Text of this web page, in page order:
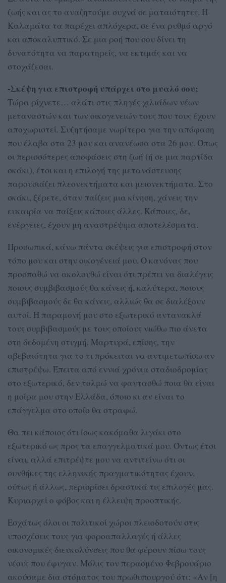
ζωής και ας το αναζητούμε συχνά σε ματαιότητες. Η
Καλαμάτα τα παρέχει απλόχερα, σε ένα ρυθμό αργό
και αποκαλυπτικό. Σε μια ροή που σου δίνει τη
δυνατότητα να παρατηρείς, να εκτιμάς και να
στοχάζεσαι.
-Σκέψη για επιστροφή υπάρχει στο μυαλό σου;
Τώρα ρίχνετε… αλάτι στις πληγές χιλιάδων νέων
μεταναστών και των οικογενειών τους που τους έχουν
αποχωριστεί. Συζητήσαμε νωρίτερα για την απόφαση
που έλαβα στα 23 μου και ανανέωσα στα 26 μου. Όπως
οι περισσότερες αποφάσεις στη ζωή (ή σε μια παρτίδα
σκάκι), έτσι και η επιλογή της μετανάστευσης
παρουσιάζει πλεονεκτήματα και μειονεκτήματα. Στο
σκάκι, ξέρετε, όταν παίζεις μια κίνηση, χάνεις την
ευκαιρία να παίξεις κάποιες άλλες. Κάποιες, δε,
ενέργειες, έχουν μη αναστρέψιμα αποτελέσματα.
Προσωπικά, κάνω πάντα σκέψεις για επιστροφή στον
τόπο μου και στην οικογένειά μου. Ο κανόνας που
προσπαθώ να ακολουθώ είναι ότι πρέπει να διαλέγεις
ποιους συμβιβασμούς θα κάνεις ή, καλύτερα, ποιους
συμβιβασμούς δε θα κάνεις, αλλιώς θα σε διαλέξουν
αυτοί. Η παραμονή μου στο εξωτερικό αντανακλά
τους συμβιβασμούς με τους οποίους νιώθω πιο άνετα
στη δεδομένη στιγμή. Μαρτυρά, επίσης, την
αβεβαιότητα για το τι πρόκειται να αντιμετωπίσω αν
επιστρέψω. Έπειτα από εννιά χρόνια σταδιοδρομίας
στο εξωτερικό, δεν τολμώ να φαντασθώ ποια θα είναι
η μοίρα μου στην Ελλάδα, όποιο κι αν είναι το
επάγγελμα στο οποίο θα στραφώ.
Θα πει κάποιος ότι ίσως κακόμαθα λιγάκι στο
εξωτερικό ως προς τα επαγγελματικά μου. Όντως έτσι
είναι, αλλά επιτρέψτε μου να αντιτείνω ότι οι
συνθήκες της ελληνικής πραγματικότητας έχουν,
ούτως ή άλλως, περιορίσει δραστικά τις επιλογές μας.
Κυριαρχεί ο φόβος και η έλλειψη προοπτικής.
Εσχάτως όλοι οι πολιτικοί χώροι πλειοδοτούν στις
υποσχέσεις τους για φοροαπαλλαγές ή άλλες
οικονομικές διευκολύνσεις που θα φέρουν πίσω τους
νέους που έφυγαν. Μόλις τον περασμένο Φεβρουάριο
ακούσαμε δια στόματος του πρωθυπουργού ότι: «Αν [η